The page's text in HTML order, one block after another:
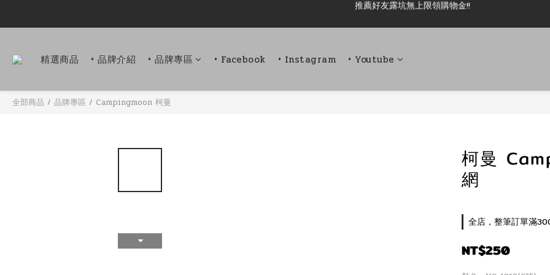
新加入會員即可現領 50元購物金!!
精選商品 • 品牌介紹 • 品牌專區 • Facebook • Instagram • Youtube
全部商品 / 品牌專區 / Campingmoon 柯曼
柯曼
網
全店，整筆訂單滿
NT$250